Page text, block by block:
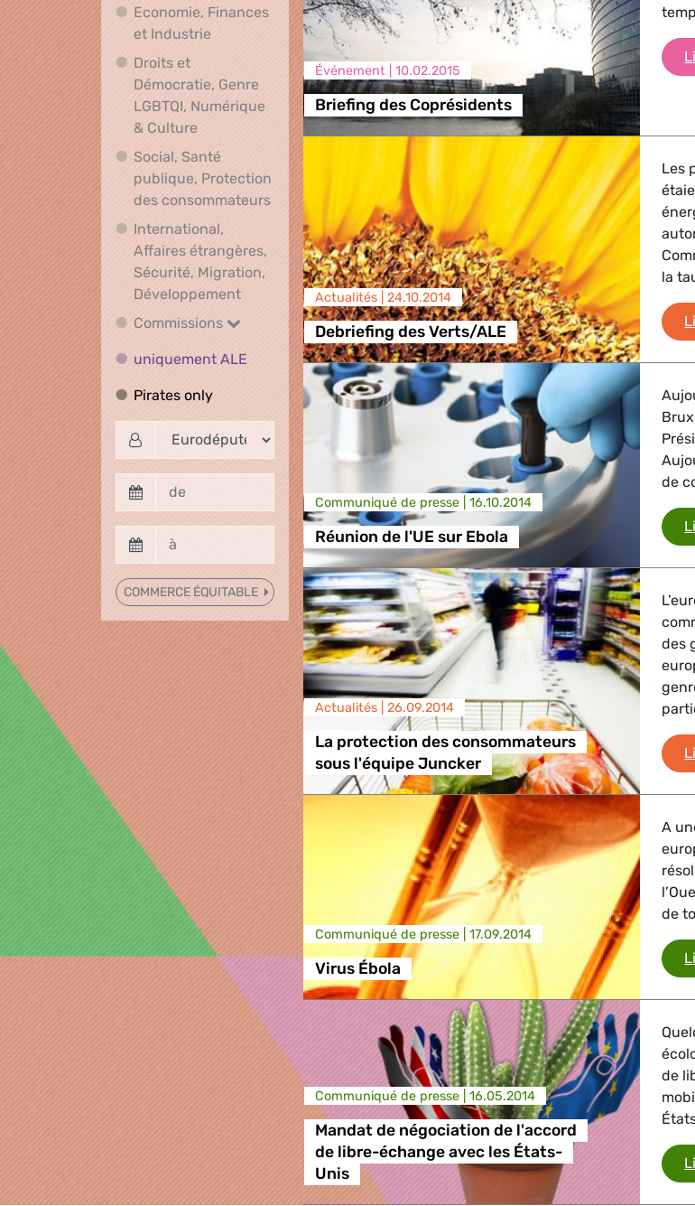
Economie, Finances
et IndustrieEconomie, Finances et Industrie
Droits et
Démocratie, Genre
LGBTQI, Numérique
& Culture Droits et Démocratie, Genre LGBTQI, Numérique & Culture
Social, Santé
publique, Protection
des consommateursSocial, Santé publique, Protection des consommateurs
International,
Affaires étrangères,
Sécurité, Migration,
DéveloppementInternational, Affaires étrangères, Sécurité, Migration,
Commissions
Commissions
uniquement ALE uniquement ALE
Pirates onlyPirates only
COMMERCE ÉQUITABLE
Événement | 10.02.2015
Briefing des Coprésidents
Actualités | 24.10.2014
Debriefing des Verts/ALE
Les
la
Communiqué de presse | 16.10.2014
Réunion de l'UE sur Ebola
de
Actualités | 26.09.2014
La protection des consommateurs
sous l'équipe Juncker
des
Communiqué de presse | 17.09.2014
Virus Ébola
A
de
Communiqué de presse | 16.05.2014
Mandat de négociation de l'accord
de libre-échange avec les États-
Unis
de